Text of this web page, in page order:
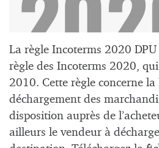
La règle Incoterms 2020
règle des Incoterms 2020,
2010. Cette règle concerne
déchargement des
disposition auprès de
ailleurs le vendeur à